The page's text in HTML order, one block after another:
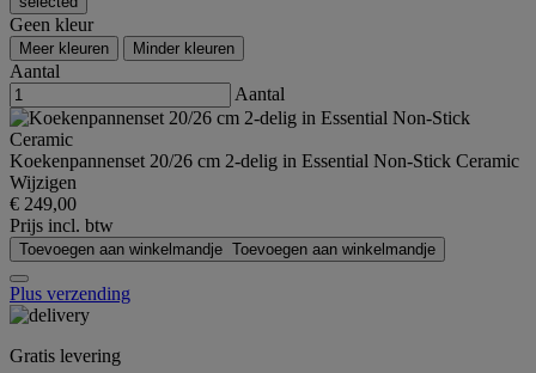
Geen kleur
Meer kleuren Minder kleuren
Aantal
Aantal
Koekenpannenset 20/26 cm 2-delig in Essential Non-Stick Ceramic
Wijzigen
€ 249,00
Prijs incl. btw
Toevoegen aan winkelmandje Toevoegen aan winkelmandje
Plus verzending
Gratis levering